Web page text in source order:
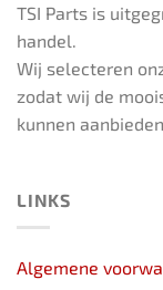
TSI Parts is
handel.
Wij selecteren
zodat wij de
kunnen aanbieden.
LINKS
Algemene